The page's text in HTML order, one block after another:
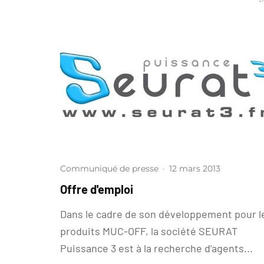
Communiqué de presse · 12 mars 2013
Offre d'emploi
Dans le cadre de son développement pour
produits MUC-OFF, la société SEURAT
Puissance 3 est à la recherche d’agents...